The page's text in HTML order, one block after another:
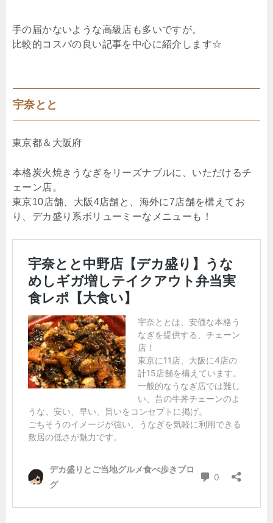
手の届かないような高級店も多いですが。
比較的コスパの良い記事を中心に紹介します☆
宇奈とと
東京都＆大阪府
本格炭火焼きうなぎをリーズナブルに、いただけるチ
ェーン店。
東京10店舗、大阪4店舗と、海外に7店舗を構えてお
り、デカ盛り系ボリューミーなメニューも！